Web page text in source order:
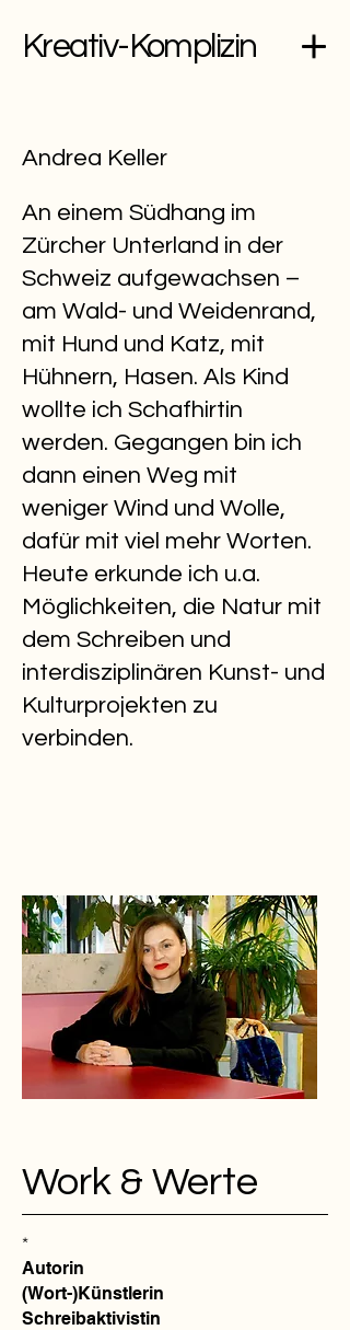
Kreativ-Komplizin
Andrea Keller
An einem Südhang im
Zürcher Unterland in der
Schweiz aufgewachsen –
am Wald- und Weidenrand,
mit Hund und Katz, mit
Hühnern, Hasen. Als Kind
wollte ich Schafhirtin
werden. Gegangen bin ich
dann einen Weg mit
weniger Wind und Wolle,
dafür mit viel mehr Worten.
Heute erkunde ich u.a.
Möglichkeiten, die Natur mit
dem Schreiben und
interdisziplinären Kunst- und
Kulturprojekten zu
verbinden.
Work & Werte
*
Autorin
(Wort-)Künstlerin
Schreibaktivistin